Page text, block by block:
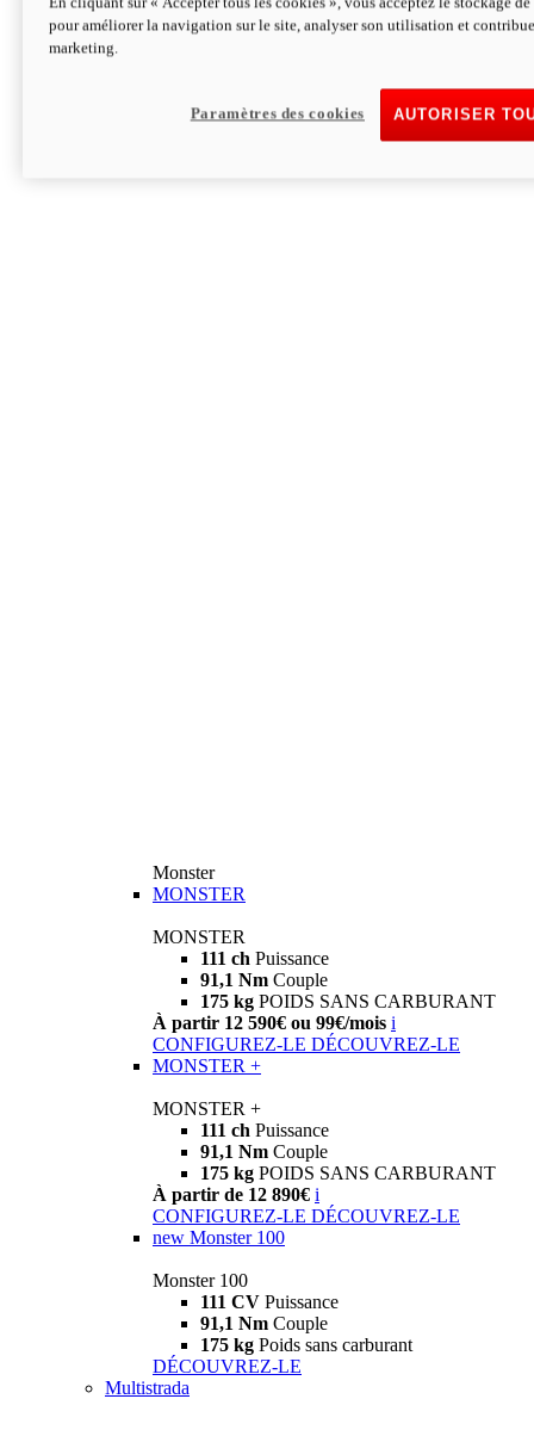
Hypermotard V2 SP 100
Découvrez-le
Monster
MONSTER
MONSTER
111 ch Puissance
91,1 Nm Couple
175 kg POIDS SANS CARBURANT
À partir 12 590€ ou 99€/mois i
CONFIGUREZ-LE DÉCOUVREZ-LE
MONSTER +
MONSTER +
111 ch Puissance
91,1 Nm Couple
175 kg POIDS SANS CARBURANT
À partir de 12 890€ i
CONFIGUREZ-LE DÉCOUVREZ-LE
new Monster 100
Monster 100
111 CV Puissance
91,1 Nm Couple
175 kg Poids sans carburant
DÉCOUVREZ-LE
Multistrada
pour améliorer la navigation sur le site, analyser son utilisation et
marketing.
AUTORISER
Paramètres des cookies